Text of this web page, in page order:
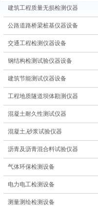
建筑工程质量无损检测仪器
公路道路桥梁桩基仪器设备
交通工程检测仪器设备
钢结构检测试验仪器设备
建筑节能测试仪器设备
工程地质隧道坝体勘测仪器
混凝土耐久性测试仪器
混凝土,砂浆试验仪器
沥青及沥青混合料试验仪器
气体环保检测设备
电力电工检测设备
测量测绘检测设备